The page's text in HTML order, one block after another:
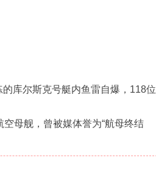
库尔斯克号艇内鱼雷自爆，118位
母舰，曾被媒体誉为“航母终结